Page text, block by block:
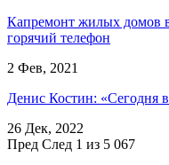
Капремонт жилых домов
горячий телефон
2 Фев, 2021
Денис Костин: «Сегодня
26 Дек, 2022
Пред След 1 из 5 067